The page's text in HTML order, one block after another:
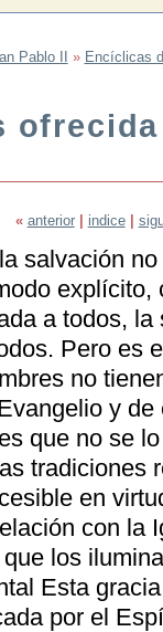
Pablo II » Encíclicas
« anterior indice
salvación
a todos,
Pero es
no
y
que no se
tradiciones
en
con la
los
Esta
por el